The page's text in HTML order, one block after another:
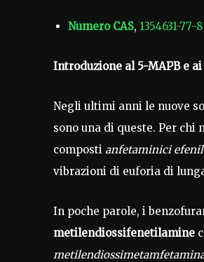
Numero CAS, 1354631-77-8
Introduzione al 5-MAPB e
Negli ultimi anni le nuove
sono una di queste. Per chi
composti anfetaminici e
vibrazioni di euforia di
In poche parole, i
metilendiossifenetilamine